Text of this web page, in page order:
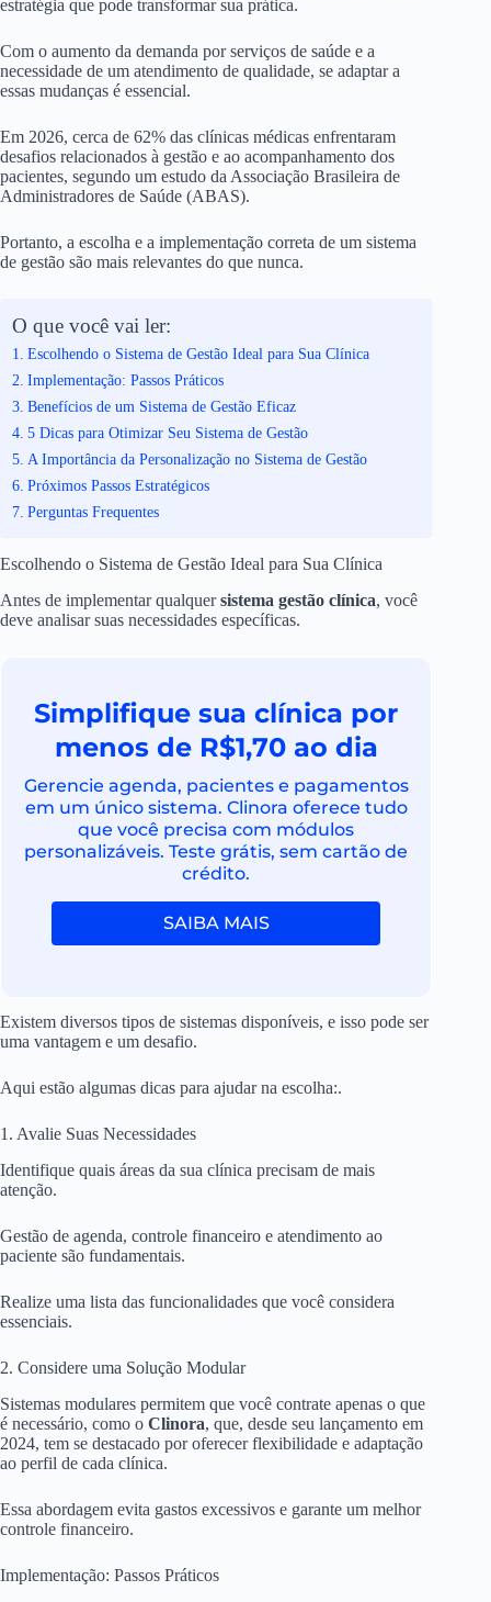
estratégia que pode transformar sua prática.
Com o aumento da demanda por serviços de saúde e a
necessidade de um atendimento de qualidade, se adaptar a
essas mudanças é essencial.
Em 2026, cerca de 62% das clínicas médicas enfrentaram
desafios relacionados à gestão e ao acompanhamento dos
pacientes, segundo um estudo da Associação Brasileira de
Administradores de Saúde (ABAS).
Portanto, a escolha e a implementação correta de um sistema
de gestão são mais relevantes do que nunca.
O que você vai ler:
Escolhendo o Sistema de Gestão Ideal para Sua Clínica
Implementação: Passos Práticos
Benefícios de um Sistema de Gestão Eficaz
5 Dicas para Otimizar Seu Sistema de Gestão
A Importância da Personalização no Sistema de Gestão
Próximos Passos Estratégicos
Perguntas Frequentes
Escolhendo o Sistema de Gestão Ideal para Sua Clínica
Antes de implementar qualquersistema gestão clínica, você
deve analisar suas necessidades específicas.
Simplifique sua clínica por
menos de R$1,70 ao dia
Gerencie agenda, pacientes e pagamentos
em um único sistema. Clinora oferece tudo
que você precisa com módulos
personalizáveis. Teste grátis, sem cartão de
crédito.
SAIBA MAIS
Existem diversos tipos de sistemas disponíveis, e isso pode ser
uma vantagem e um desafio.
Aqui estão algumas dicas para ajudar na escolha:.
1. Avalie Suas Necessidades
Identifique quais áreas da sua clínica precisam de mais
atenção.
Gestão de agenda, controle financeiro e atendimento ao
paciente são fundamentais.
Realize uma lista das funcionalidades que você considera
essenciais.
2. Considere uma Solução Modular
Sistemas modulares permitem que você contrate apenas o que
é necessário, como o Clinora, que, desde seu lançamento em
2024, tem se destacado por oferecer flexibilidade e adaptação
ao perfil de cada clínica.
Essa abordagem evita gastos excessivos e garante um melhor
controle financeiro.
Implementação: Passos Práticos